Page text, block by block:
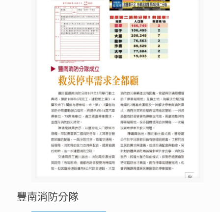
豐南消防分隊